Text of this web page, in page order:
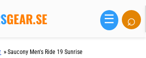
GEAR.SE ☰ ⌕
»Saucony Men's Ride 19 Sunrise